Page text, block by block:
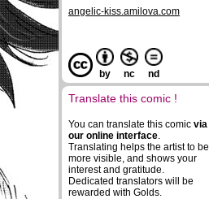
angelic-kiss.amilova.com
by nc nd
Translate this comic !
You can translate this comic via
our online interface.
Translating helps the artist to be
more visible, and shows your
interest and gratitude.
Dedicated translators will be
rewarded with Golds.